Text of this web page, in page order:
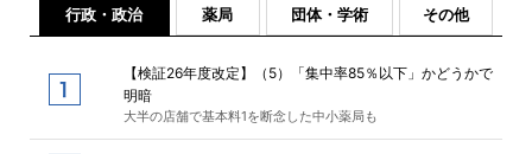
行政・政治 薬局 団体・学術 その他
【検証26年度改定】（5）「集中率85％以下」かどうかで
明暗
大半の店舗で基本料1を断念した中小薬局も